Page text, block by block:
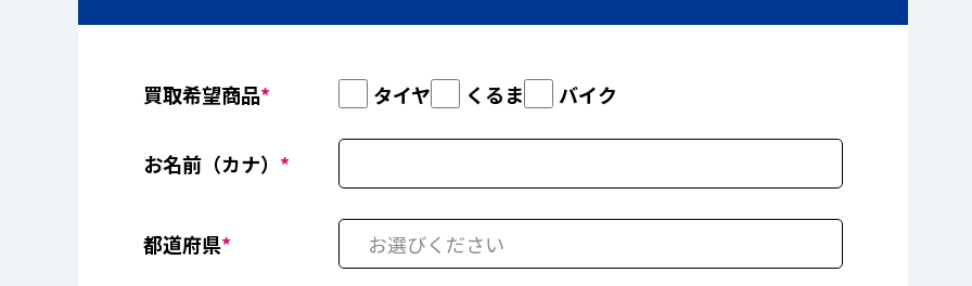
買取希望商品* タイヤ くるま バイク
お名前（カナ） *
都道府県*